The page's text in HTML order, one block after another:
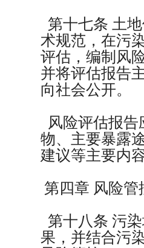
第十七条 土
术规范，在污
评估，编制风
并将评估报告
向社会公开。
风险评估报
物、主要暴露
建议等主要内
第四章 风险
第十八条 污
果，并结合污